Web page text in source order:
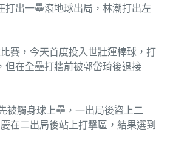
打出一壘滾地球出局，林潮打出左
賽，今天首度投入世壯運棒球，打
但在全壘打牆前被郭岱琦後退接
被觸身球上壘，一出局後盜上二
在二出局後站上打擊區，結果選到